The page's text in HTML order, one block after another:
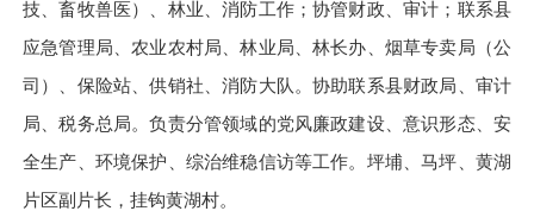
技、畜牧兽医）、林业、消防工作；协管财政、审计；联系县
应急管理局、农业农村局、林业局、林长办、烟草专卖局（公
司）、保险站、供销社、消防大队。协助联系县财政局、审计
局、税务总局。负责分管领域的党风廉政建设、意识形态、安
全生产、环境保护、综治维稳信访等工作。坪埔、马坪、黄湖
片区副片长，挂钩黄湖村。